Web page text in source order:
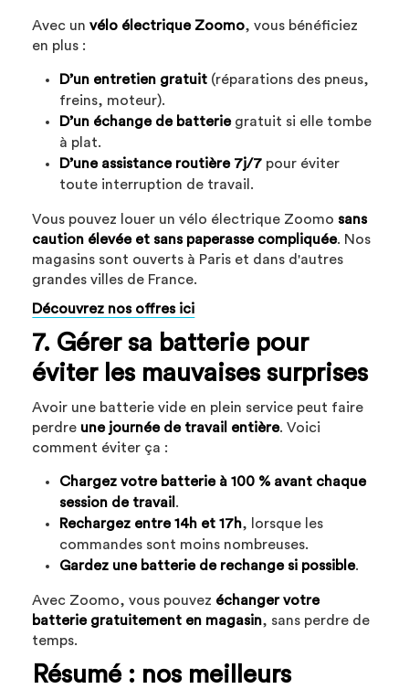
Avec unvélo électrique Zoomo, vous bénéficiez
en plus :
D’un entretien gratuit (réparations des pneus,
freins, moteur).
D’un échange de batteriegratuit si elle tombe
à plat.
D’une assistance routière 7j/7 pour éviter
toute interruption de travail.
Vous pouvez louer un vélo électrique Zoomo sans
caution élevée et sans paperasse compliquée. Nos
magasins sont ouverts à Paris et dans d'autres
grandes villes de France.
Découvrez nos offres ici
7. Gérer sa batterie pour
éviter les mauvaises surprises
Avoir une batterie vide en plein service peut faire
perdre une journée de travail entière. Voici
comment éviter ça :
Chargez votre batterie à 100 % avant chaque
session de travail .
Rechargez entre 14h et 17h, lorsque les
commandes sont moins nombreuses.
Gardez une batterie de rechange si possible.
Avec Zoomo, vous pouvez échanger votre
batterie gratuitement en magasin, sans perdre de
temps.
Résumé : nos meilleurs